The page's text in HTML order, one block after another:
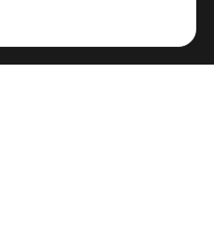
cookies